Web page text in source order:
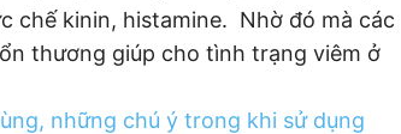
chế kinin, histamine. Nhờ đó mà các
thương giúp cho tình trạng viêm ở
những chú ý trong khi sử dụng